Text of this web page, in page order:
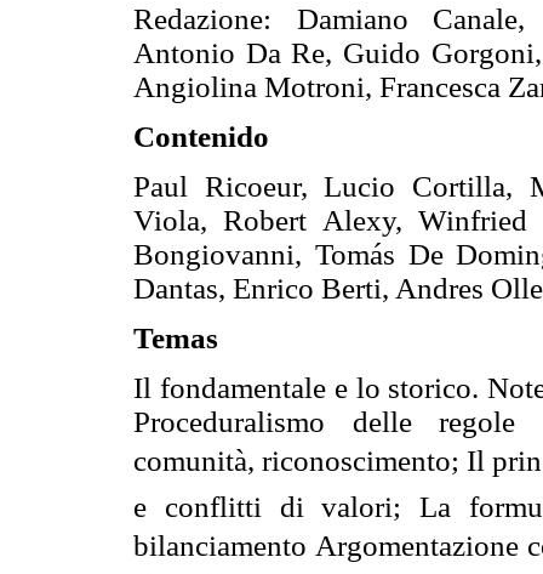
Redazione: Damiano
Antonio Da Re, Guido
Angiolina Motroni, Francesca
Contenido
Paul Ricoeur, Lucio Cortilla,
Viola, Robert Alexy, Winfried
Bongiovanni, Tomás De
Dantas, Enrico Berti, Andres
Temas
Il fondamentale e lo storico.
Proceduralismo delle regole
comunità, riconoscimento; Il
e conflitti di valori; La
bilanciamento Argomentazione